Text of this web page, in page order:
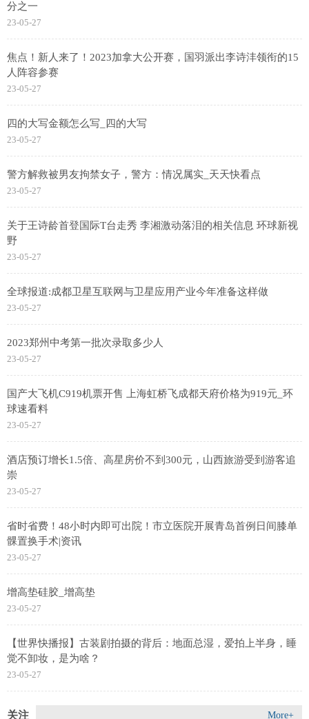
分之一
23-05-27
焦点！新人来了！2023加拿大公开赛，国羽派出李诗沣领衔的15
人阵容参赛
23-05-27
四的大写金额怎么写_四的大写
23-05-27
警方解救被男友拘禁女子，警方：情况属实_天天快看点
23-05-27
关于王诗龄首登国际T台走秀 李湘激动落泪的相关信息 环球新视
野
23-05-27
全球报道:成都卫星互联网与卫星应用产业今年准备这样做
23-05-27
2023郑州中考第一批次录取多少人
23-05-27
国产大飞机C919机票开售 上海虹桥飞成都天府价格为919元_环
球速看料
23-05-27
酒店预订增长1.5倍、高星房价不到300元，山西旅游受到游客追
崇
23-05-27
省时省费！48小时内即可出院！市立医院开展青岛首例日间膝单
髁置换手术|资讯
23-05-27
增高垫硅胶_增高垫
23-05-27
【世界快播报】古装剧拍摄的背后：地面总湿，爱拍上半身，睡
觉不卸妆，是为啥？
23-05-27
关注 More+